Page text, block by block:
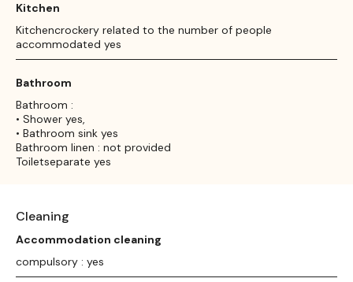
Kitchen
Kitchencrockery related to the number of people
accommodated yes
Bathroom
Bathroom :
• Shower yes,
• Bathroom sink yes
Bathroom linen : not provided
Toiletseparate yes
Cleaning
Accommodation cleaning
compulsory : yes